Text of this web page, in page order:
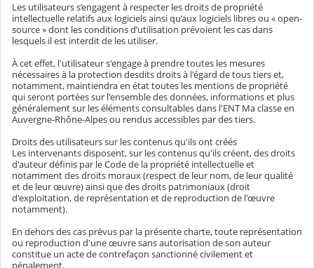
Les utilisateurs s’engagent à respecter les droits de propriété
intellectuelle relatifs aux logiciels ainsi qu’aux logiciels libres ou « open-
source » dont les conditions d’utilisation prévoient les cas dans
lesquels il est interdit de les utiliser.
À cet effet, l'utilisateur s'engage à prendre toutes les mesures
nécessaires à la protection desdits droits à l'égard de tous tiers et,
notamment, maintiendra en état toutes les mentions de propriété
qui seront portées sur l'ensemble des données, informations et plus
généralement sur les éléments consultables dans l'ENT Ma classe en
Auvergne-Rhône-Alpes ou rendus accessibles par des tiers.
Droits des utilisateurs sur les contenus qu'ils ont créés
Les intervenants disposent, sur les contenus qu'ils créent, des droits
d'auteur définis par le Code de la propriété intellectuelle et
notamment des droits moraux (respect de leur nom, de leur qualité
et de leur œuvre) ainsi que des droits patrimoniaux (droit
d'exploitation, de représentation et de reproduction de l'œuvre
notamment).
En dehors des cas prévus par la présente charte, toute représentation
ou reproduction d'une œuvre sans autorisation de son auteur
constitue un acte de contrefaçon sanctionné civilement et
pénalement.